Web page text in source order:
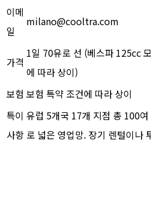
이메
일
milano@cooltra.com
가격
1일 70유로 선 (베스파 125cc
에 따라 상이)
보험 보험 특약 조건에 따라 상이
특이
사항
유럽 5개국 17개 지점 총 100
로 넓은 영업망. 장기 렌털이나